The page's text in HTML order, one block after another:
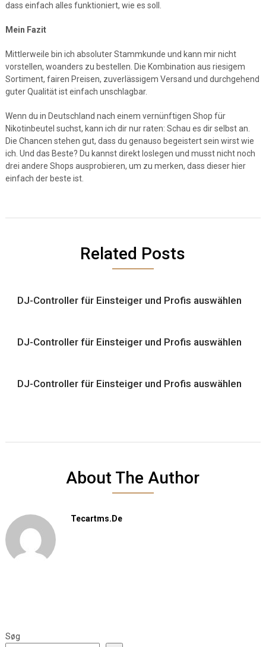
dass einfach alles funktioniert, wie es soll.
Mein Fazit
Mittlerweile bin ich absoluter Stammkunde und kann mir nicht
vorstellen, woanders zu bestellen. Die Kombination aus riesigem
Sortiment, fairen Preisen, zuverlässigem Versand und durchgehend
guter Qualität ist einfach unschlagbar.
Wenn du in Deutschland nach einem vernünftigen Shop für
Nikotinbeutel suchst, kann ich dir nur raten: Schau es dir selbst an.
Die Chancen stehen gut, dass du genauso begeistert sein wirst wie
ich. Und das Beste? Du kannst direkt loslegen und musst nicht noch
drei andere Shops ausprobieren, um zu merken, dass dieser hier
einfach der beste ist.
Related Posts
DJ-Controller für Einsteiger und Profis auswählen
DJ-Controller für Einsteiger und Profis auswählen
DJ-Controller für Einsteiger und Profis auswählen
About The Author
Tecartms.de
Søg